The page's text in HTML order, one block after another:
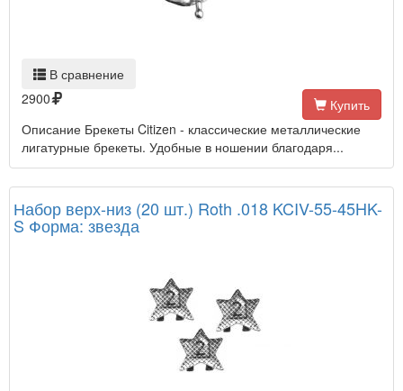
В сравнение
2900
Купить
Описание Брекеты Citizen - классические металлические
лигатурные брекеты. Удобные в ношении благодаря...
Набор верх-низ (20 шт.) Roth .018 KCIV-55-45HK-
S Форма: звезда